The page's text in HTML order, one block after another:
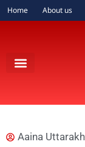
Home About us
Aaina